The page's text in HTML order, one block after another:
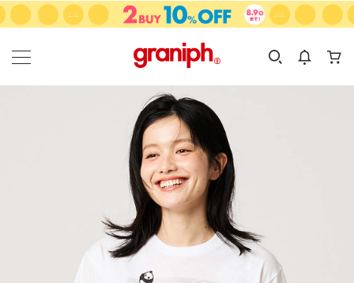
カテゴリーから探す
KIDS
カテゴリ
サイズ